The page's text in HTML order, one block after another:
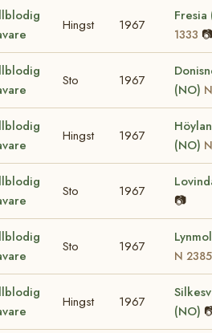
Hingst 1967
1333
Sto 1967
(NO)
Hingst 1967
(NO)
Sto 1967
📷
Sto 1967
N
Hingst 1967
(NO)